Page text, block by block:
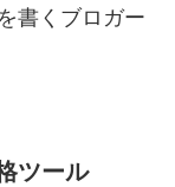
書くブロガー
ツール